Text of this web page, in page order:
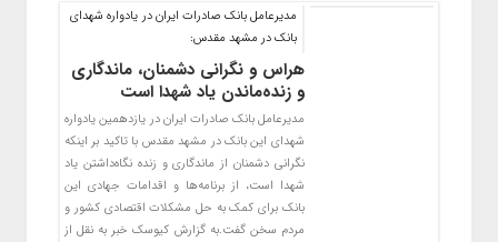
​مدیرعامل بانک صادرات ایران در یادواره شهدای
بانک در مشهد مقدس:
هراس و نگرانی دشمنان، ماندگاری
و زنده‌ماندن یاد شهدا است
مدیرعامل بانک صادرات ایران در یازدهمین یادواره
شهدای این بانک در مشهد مقدس با تاکید بر اینکه
نگرانی دشمنان از ماندگاری و زنده نگاه‌داشتن یاد
شهدا است، از برنامه‌ها و اقدامات جهادی این
بانک برای کمک به حل مشکلات اقتصادی کشور و
مردم سخن گفت.به گزارش کیوسک خبر به نقل از